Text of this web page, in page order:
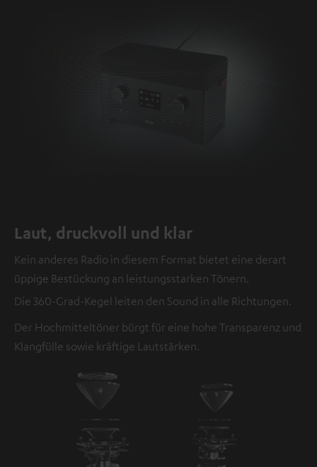
Laut, druckvoll und klar
Kein anderes Radio in diesem Format bietet eine derart
üppige Bestückung an leistungsstarken Tönern.
Die 360-Grad-Kegel leiten den Sound in alle Richtungen.
Der Hochmitteltöner bürgt für eine hohe Transparenz und
Klangfülle sowie kräftige Lautstärken.